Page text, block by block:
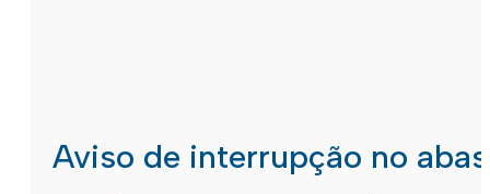
Aviso de interrupção no